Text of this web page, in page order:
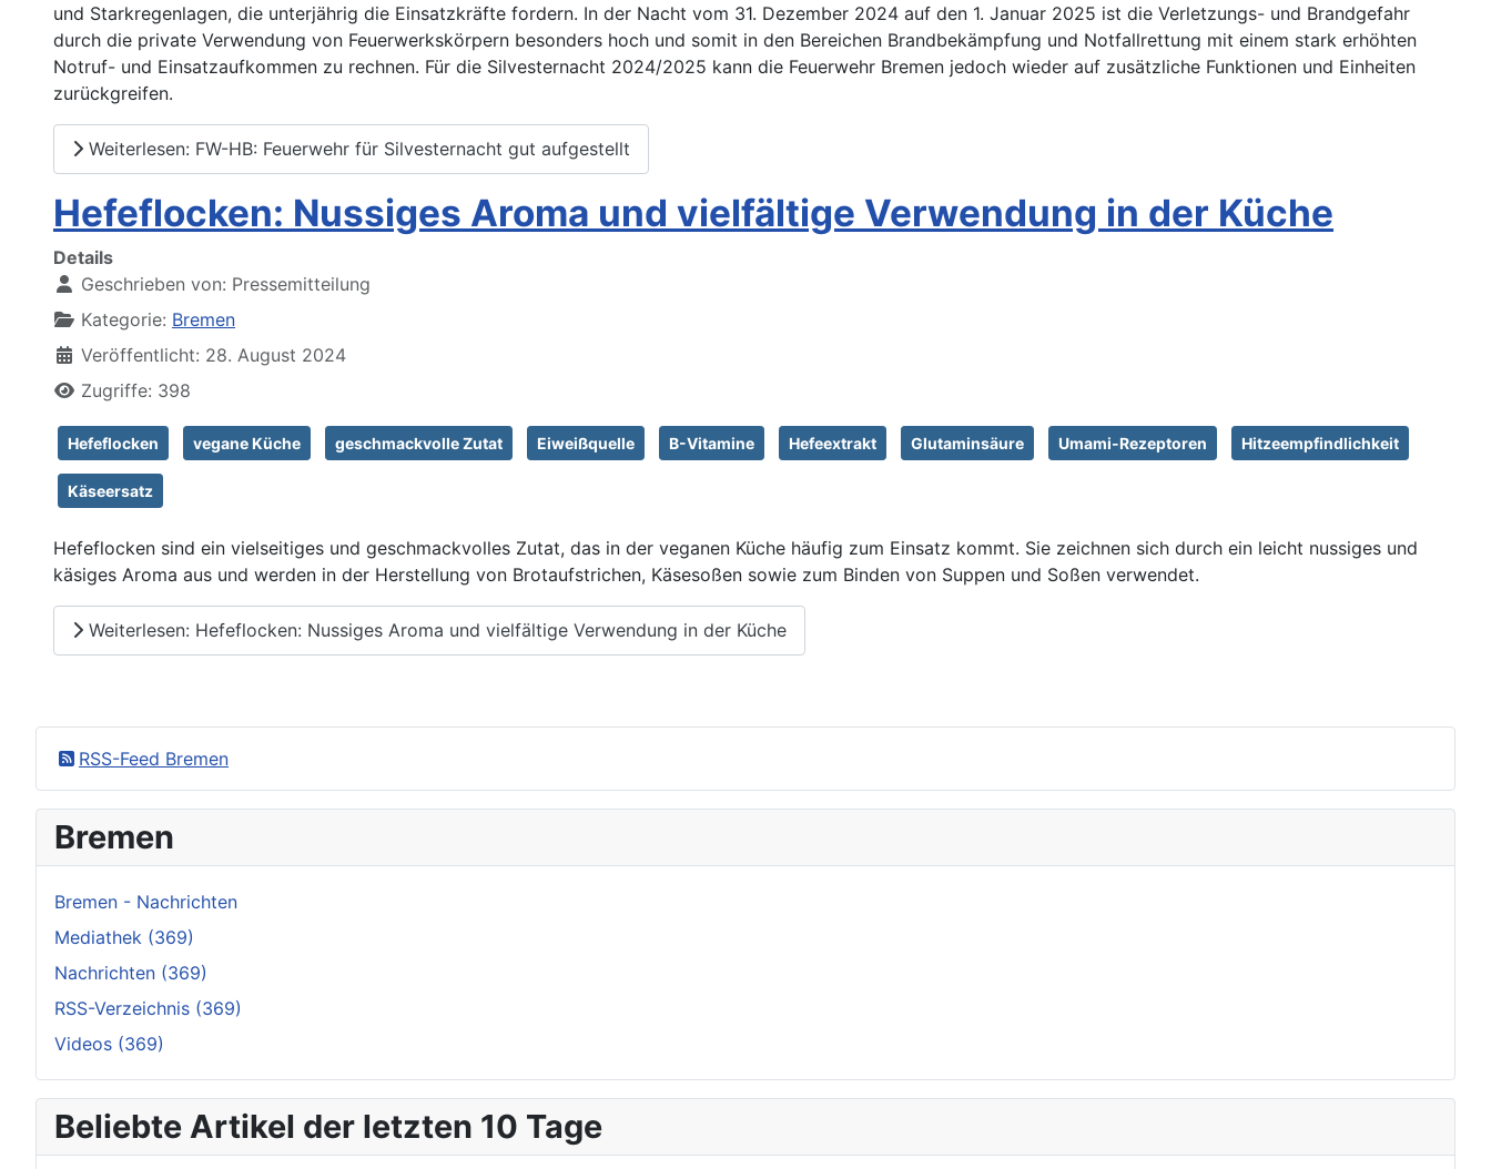
und Starkregenlagen, die unterjährig die Einsatzkräfte fordern. In der Nacht vom 31. Dezember 2024 auf den 1. Januar 2025 ist die Verletzungs- und Brandgefahr
durch die private Verwendung von Feuerwerkskörpern besonders hoch und somit in den Bereichen Brandbekämpfung und Notfallrettung mit einem stark erhöhten
Notruf- und Einsatzaufkommen zu rechnen. Für die Silvesternacht 2024/2025 kann die Feuerwehr Bremen jedoch wieder auf zusätzliche Funktionen und Einheiten
zurückgreifen.
Weiterlesen: FW-HB: Feuerwehr für Silvesternacht gut aufgestellt
Hefeflocken: Nussiges Aroma und vielfältige Verwendung in der Küche
Details
Geschrieben von: Pressemitteilung
Kategorie: Bremen
Veröffentlicht: 28. August 2024
Zugriffe: 398
Hefeflocken vegane Küche geschmackvolle Zutat Eiweißquelle B-Vitamine Hefeextrakt Glutaminsäure Umami-Rezeptoren Hitzeempfindlichkeit
Käseersatz
Hefeflocken sind ein vielseitiges und geschmackvolles Zutat, das in der veganen Küche häufig zum Einsatz kommt. Sie zeichnen sich durch ein leicht nussiges und
käsiges Aroma aus und werden in der Herstellung von Brotaufstrichen, Käsesoßen sowie zum Binden von Suppen und Soßen verwendet.
Weiterlesen: Hefeflocken: Nussiges Aroma und vielfältige Verwendung in der Küche
RSS-Feed Bremen
Bremen
Bremen - Nachrichten
Mediathek (369)
Nachrichten (369)
RSS-Verzeichnis (369)
Videos (369)
Beliebte Artikel der letzten 10 Tage